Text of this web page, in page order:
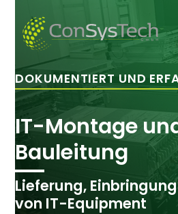
Inhalt
springen
DOKUMENTIERT UND
IT-Montage
Bauleitung
Lieferung,
von IT-Equipment